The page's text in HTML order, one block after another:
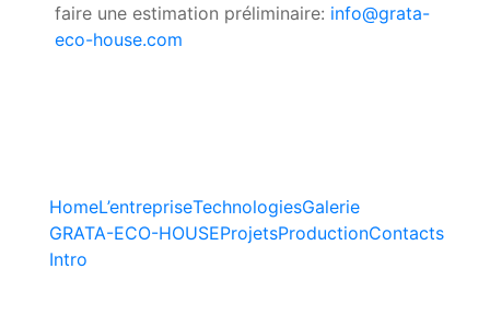
faire une estimation préliminaire: info@grata-
eco-house.com
HomeL’entrepriseTechnologiesGalerie
GRATA-ECO-HOUSEProjetsProductionContacts
Intro